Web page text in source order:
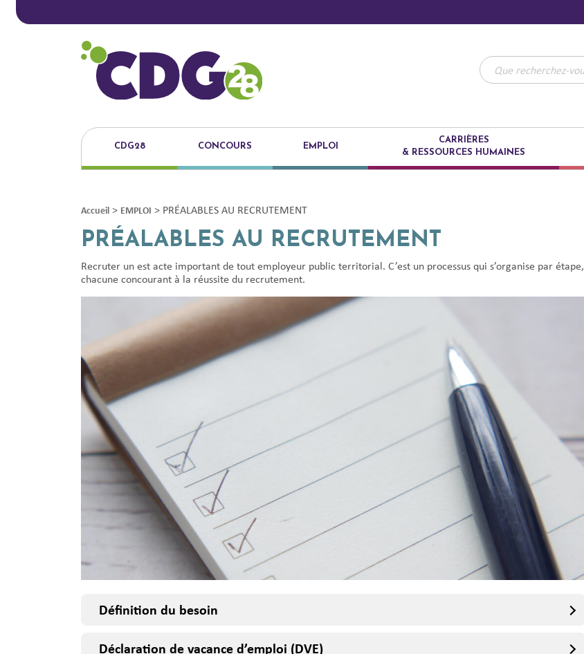
CDG28 CONCOURS EMPLOI
CARRIÈRES
& RESSOURCES HUMAINES
Accueil > EMPLOI > PRÉALABLES AU RECRUTEMENT
PRÉALABLES AU RECRUTEMENT
Recruter un est acte important de tout employeur public territorial. C’est un processus qui s’organise par étape,
chacune concourant à la réussite du recrutement.
Définition du besoin
Déclaration de vacance d’emploi (DVE)